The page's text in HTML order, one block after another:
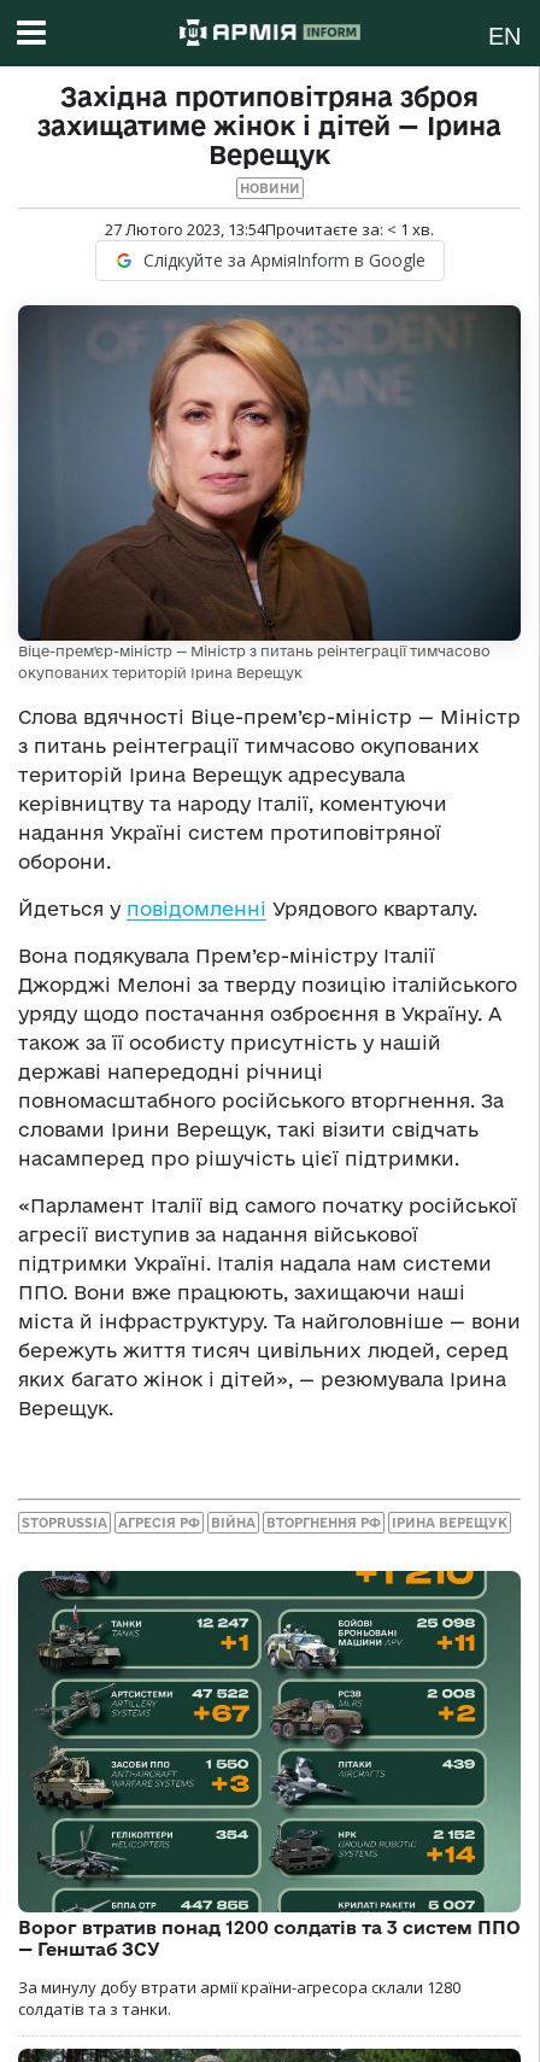
EN
Західна протиповітряна зброя
захищатиме жінок і дітей — Ірина
Верещук
НОВИНИ
27 Лютого 2023, 13:54Прочитаєте за: < 1 хв.
Слідкуйте за АрміяInform в Google
Віце-прем'єр-міністр — Міністр з питань реінтеграції тимчасово
окупованих територій Ірина Верещук
Слова вдячності Віце-прем’єр-міністр — Міністр
з питань реінтеграції тимчасово окупованих
територій Ірина Верещук адресувала
керівництву та народу Італії, коментуючи
надання Україні систем протиповітряної
оборони.
Йдеться у повідомленні Урядового кварталу.
Вона подякувала Прем’єр-міністру Італії
Джорджі Мелоні за тверду позицію італійського
уряду щодо постачання озброєння в Україну. А
також за її особисту присутність у нашій
державі напередодні річниці
повномасштабного російського вторгнення. За
словами Ірини Верещук, такі візити свідчать
насамперед про рішучість цієї підтримки.
«Парламент Італії від самого початку російської
агресії виступив за надання військової
підтримки Україні. Італія надала нам системи
ППО. Вони вже працюють, захищаючи наші
міста й інфраструктуру. Та найголовніше — вони
бережуть життя тисяч цивільних людей, серед
яких багато жінок і дітей», — резюмувала Ірина
Верещук.
STOPRUSSIA АГРЕСІЯ РФ ВІЙНА ВТОРГНЕННЯ РФ ІРИНА ВЕРЕЩУК
Ворог втратив понад 1200 солдатів та 3 систем ППО
— Генштаб ЗСУ
За минулу добу втрати армії країни-агресора склали 1280
солдатів та з танки.